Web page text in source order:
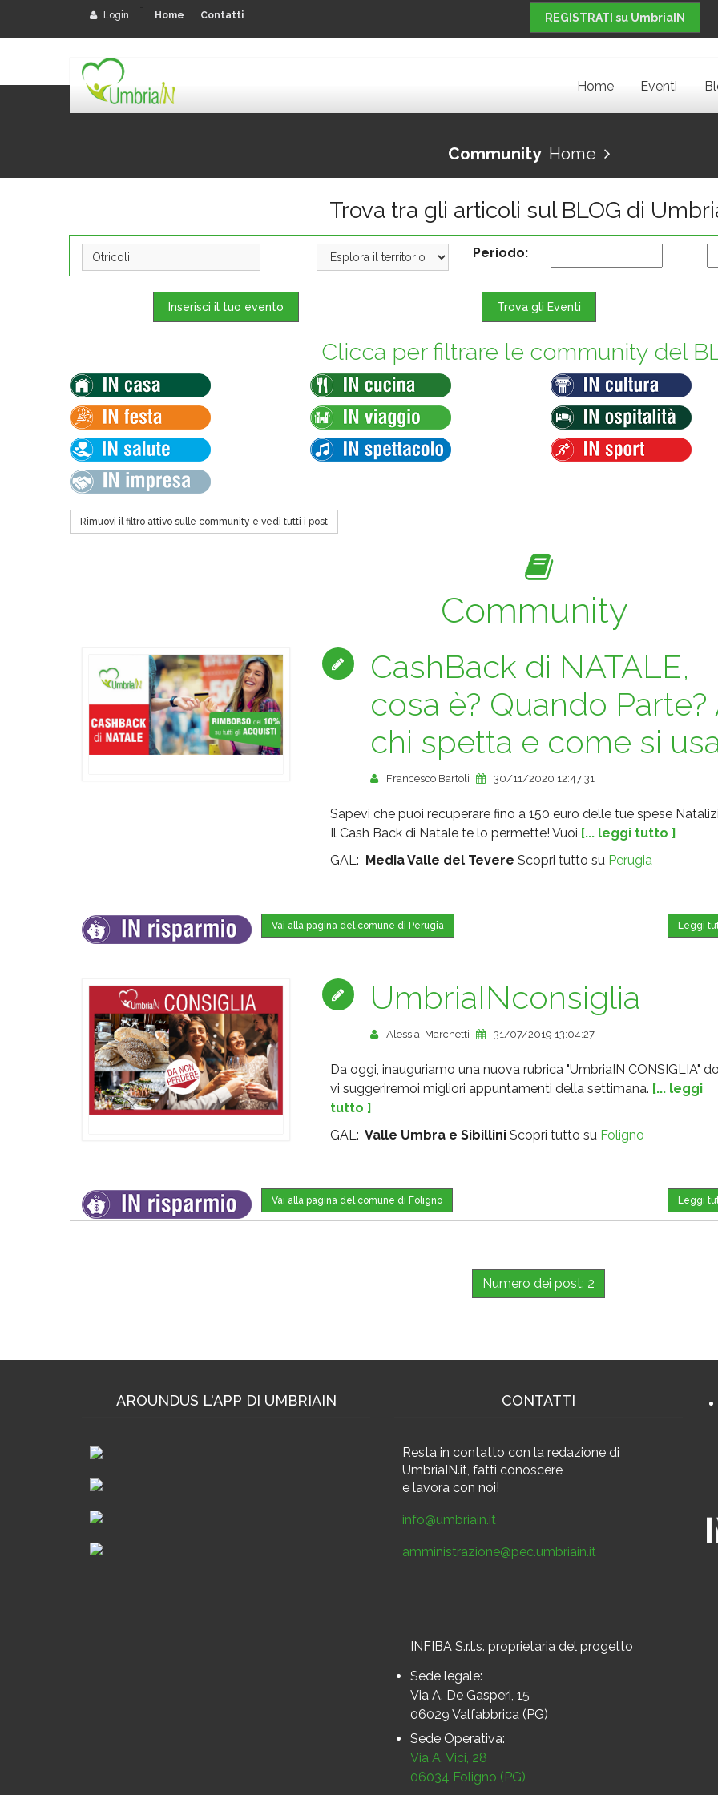
Login Home Contatti REGISTRATI su UmbriaIN
Home Eventi
Community Home
Trova tra gli articoli sul BLOG di
Periodo:
Inserisci il tuo evento Trova gli Eventi
Clicca per filtrare le community del
Rimuovi il filtro attivo sulle community e vedi tutti i post
Community
CashBack di NATALE,
cosa è? Quando Parte?
chi spetta e come si
Francesco Bartoli 30/11/2020 12:47:31
Sapevi che puoi recuperare fino a 150 euro delle tue spese
Il Cash Back di Natale te lo permette! Vuoi [... leggi tutto ]
GAL: Media Valle del Tevere Scopri tutto su Perugia
Leggi
Vai alla pagina del comune di Perugia
UmbriaINconsiglia
Alessia Marchetti 31/07/2019 13:04:27
Da oggi, inauguriamo una nuova rubrica "UmbriaIN CONSIGLIA"
vi suggeriremoi migliori appuntamenti della settimana. [... leggi
tutto ]
GAL: Valle Umbra e SibilliniScopri tutto su Foligno
Leggi
Vai alla pagina del comune di Foligno
Numero dei post: 2
AROUNDUS L'APP DI UMBRIAIN CONTATTI
Resta in contatto con la redazione di
UmbriaIN.it, fatti conoscere
e lavora con noi!
info@umbriain.it
amministrazione@pec.umbriain.it
INFIBA S.r.l.s. proprietaria del progetto
Sede legale:
Via A. De Gasperi, 15
06029 Valfabbrica (PG)
Sede Operativa:
Via A. Vici, 28
06034 Foligno (PG)